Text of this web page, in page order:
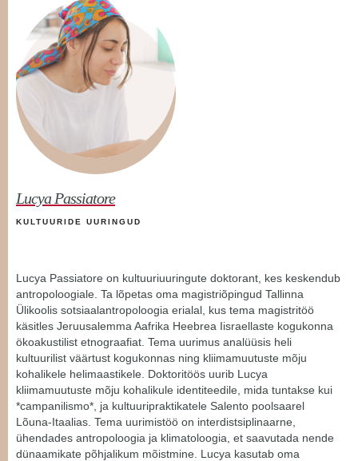
Lucya Passiatore
KULTUURIDE UURINGUD
Lucya Passiatore on kultuuriuuringute doktorant, kes keskendub
antropoloogiale. Ta lõpetas oma magistriõpingud Tallinna
Ülikoolis sotsiaalantropoloogia erialal, kus tema magistritöö
käsitles Jeruusalemma Aafrika Heebrea Iisraellaste kogukonna
ökoakustilist etnograafiat. Tema uurimus analüüsis heli
kultuurilist väärtust kogukonnas ning kliimamuutuste mõju
kohalikele helimaastikele. Doktoritöös uurib Lucya
kliimamuutuste mõju kohalikule identiteedile, mida tuntakse kui
*campanilismo*, ja kultuuripraktikatele Salento poolsaarel
Lõuna-Itaalias. Tema uurimistöö on interdistsiplinaarne,
ühendades antropoloogia ja klimatoloogia, et saavutada nende
dünaamikate põhjalikum mõistmine. Lucya kasutab oma